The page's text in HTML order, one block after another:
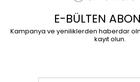
E-BÜLTEN
Kampanya ve yeniliklerden haberdar
kayıt olun.